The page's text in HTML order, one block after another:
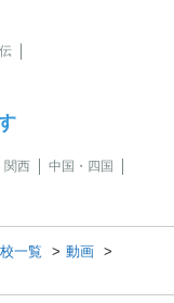
関西
中国・四国
一覧
動画